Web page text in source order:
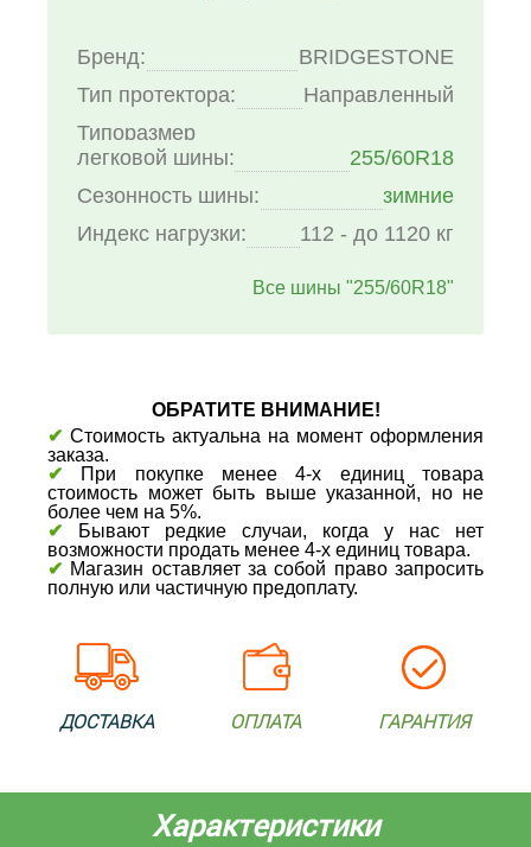
Бренд:
BRIDGESTONE
Тип протектора:
Направленный
Типоразмер
легковой шины:
255/60R18
Сезонность шины:
зимние
Индекс нагрузки:
112 - до 1120 кг
Все шины "255/60R18"
ОБРАТИТЕ ВНИМАНИЕ!
✔ Стоимость актуальна на момент оформления
заказа.
✔
При покупке менее 4-х единиц товара
стоимость может быть выше указанной, но не
более чем на 5%.
✔
Бывают редкие случаи, когда у нас нет
возможности продать менее 4-х единиц товара.
✔ Магазин оставляет за собой право запросить
полную или частичную предоплату.
ДОСТАВКА ОПЛАТА ГАРАНТИЯ
Характеристики